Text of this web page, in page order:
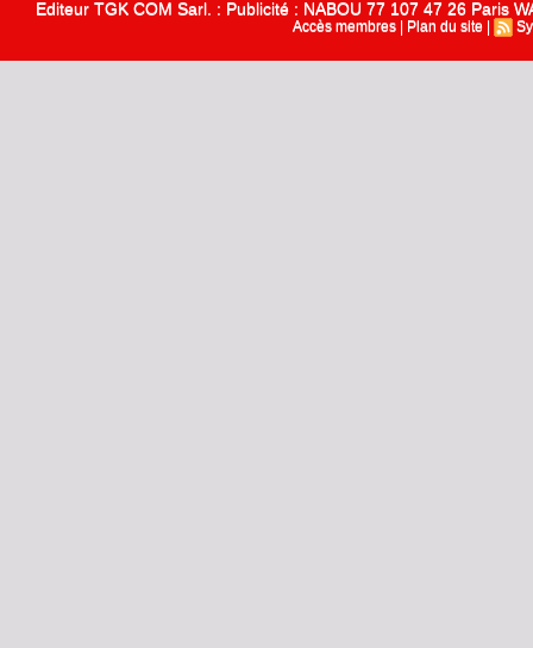
Editeur TGK COM Sarl. : Publicité : NABOU 77 107 47 26 Paris
Accès membres Plan du site